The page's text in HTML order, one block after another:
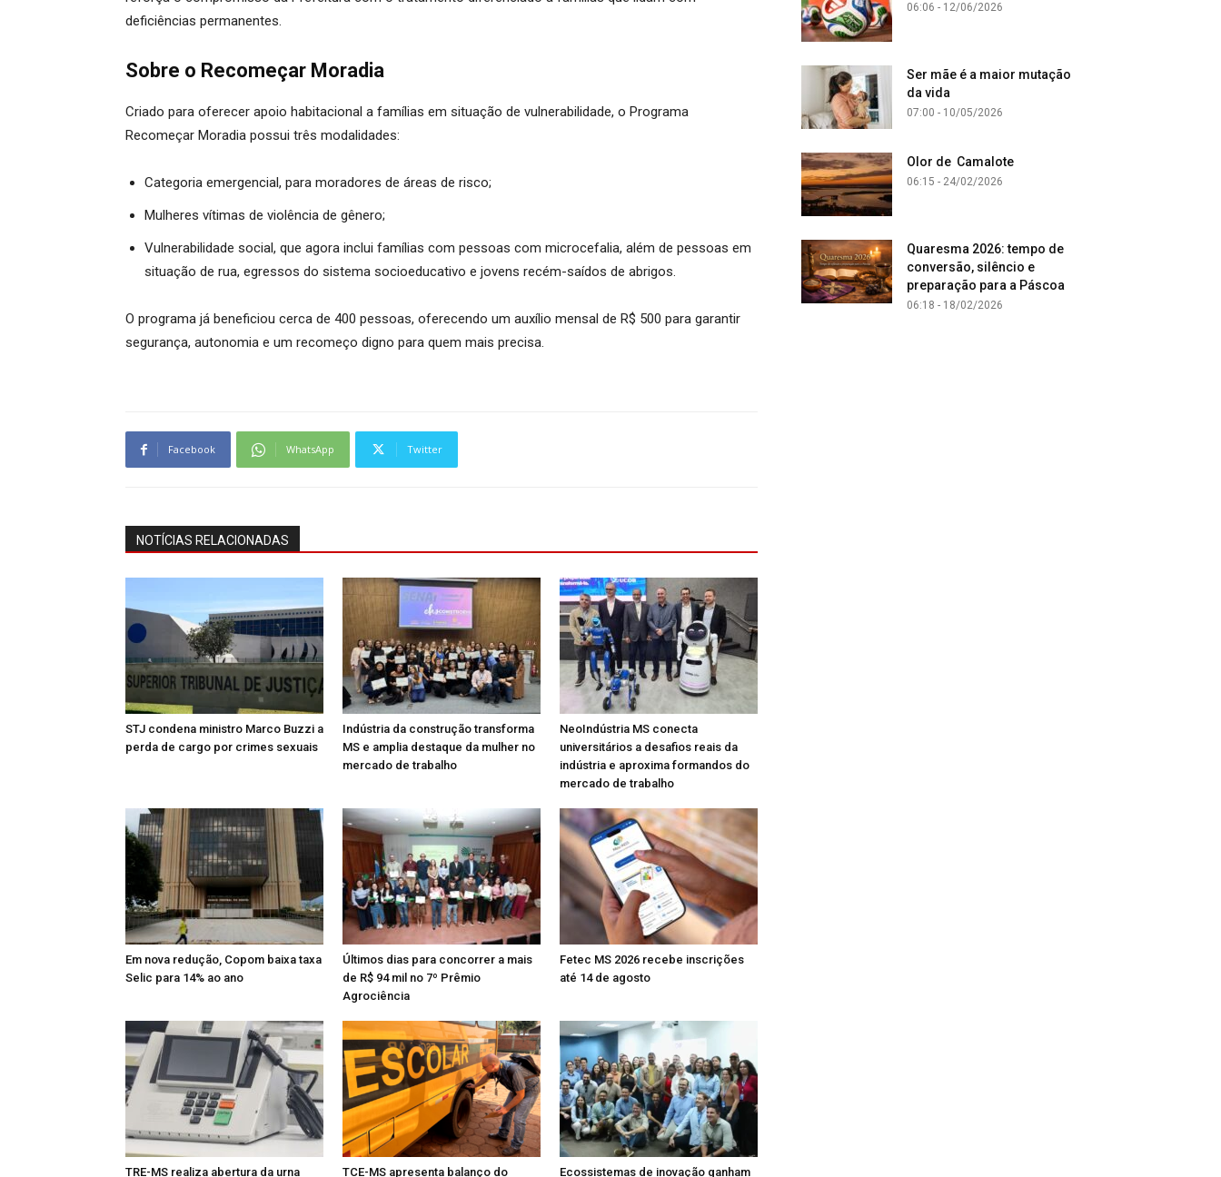
deficiências permanentes.
Sobre o Recomeçar Moradia
Criado para oferecer apoio habitacional a famílias em situação de vulnerabilidade, o Programa
Recomeçar Moradia possui três modalidades:
Categoria emergencial, para moradores de áreas de risco;
Mulheres vítimas de violência de gênero;
Vulnerabilidade social, que agora inclui famílias com pessoas com microcefalia, além de pessoas em
situação de rua, egressos do sistema socioeducativo e jovens recém-saídos de abrigos.
O programa já beneficiou cerca de 400 pessoas, oferecendo um auxílio mensal de R$ 500 para garantir
segurança, autonomia e um recomeço digno para quem mais precisa.
Facebook WhatsApp Twitter
NOTÍCIAS RELACIONADAS
STJ condena ministro Marco Buzzi a
perda de cargo por crimes sexuais
Indústria da construção transforma
MS e amplia destaque da mulher no
mercado de trabalho
NeoIndústria MS conecta
universitários a desafios reais da
indústria e aproxima formandos do
mercado de trabalho
Em nova redução, Copom baixa taxa
Selic para 14% ao ano
Últimos dias para concorrer a mais
de R$ 94 mil no 7º Prêmio
Agrociência
Fetec MS 2026 recebe inscrições
até 14 de agosto
TRE-MS realiza abertura da urna TCE-MS apresenta balanço do Ecossistemas de inovação ganham
06:06 - 12/06/2026
Ser mãe é a maior mutação
da vida
07:00 - 10/05/2026
Olor de Camalote
06:15 - 24/02/2026
Quaresma 2026: tempo de
conversão, silêncio e
preparação para a Páscoa
06:18 - 18/02/2026